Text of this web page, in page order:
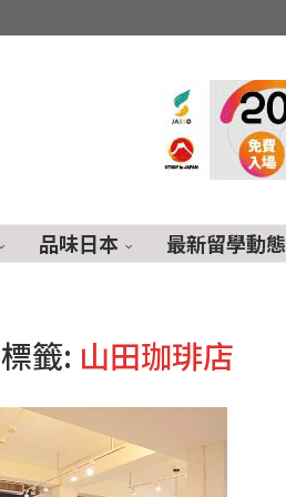
品味日本 最新留學動態
標籤: 山田珈琲店